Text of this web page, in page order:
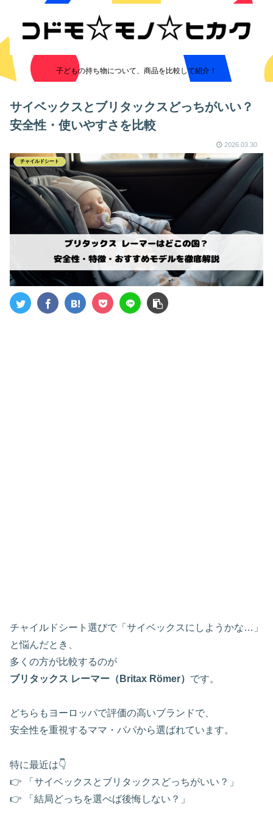
子どもの持ち物について、商品を比較して紹介！
サイベックスとブリタックスどっちがいい？
安全性・使いやすさを比較
2026.03.30
チャイルドシート
チャイルドシート選びで「サイベックスにしようかな…」
と悩んだとき、
多くの方が比較するのが
ブリタックス レーマー（Britax Römer） です。
どちらもヨーロッパで評価の高いブランドで、
安全性を重視するママ・パパから選ばれています。
特に最近は👇
👉 「サイベックスとブリタックスどっちがいい？」
👉 「結局どっちを選べば後悔しない？」